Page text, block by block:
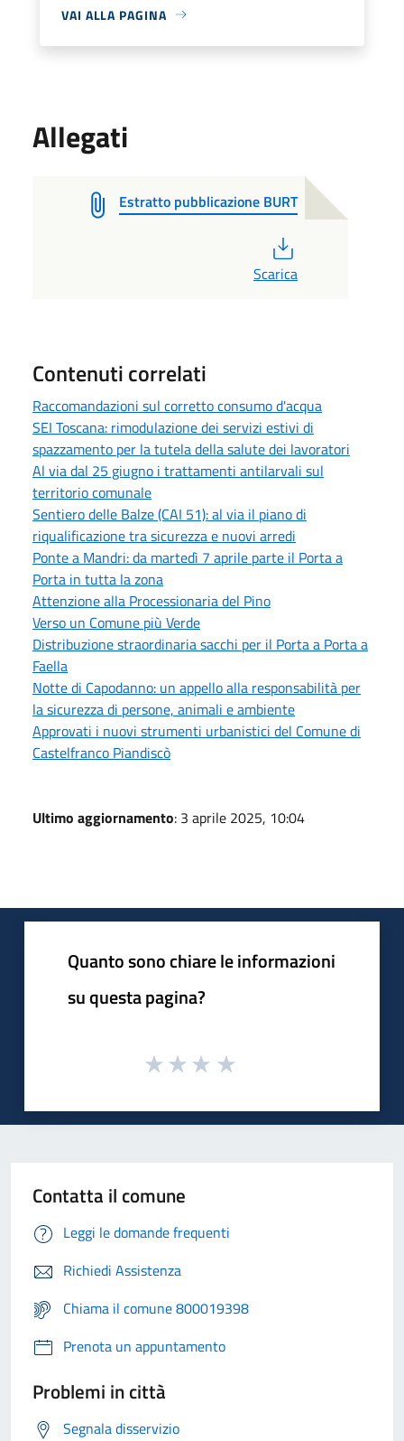
VAI ALLA PAGINA
Allegati
Estratto pubblicazione BURT
Scarica
Contenuti correlati
Raccomandazioni sul corretto consumo d'acqua
SEI Toscana: rimodulazione dei servizi estivi di
spazzamento per la tutela della salute dei lavoratori
Al via dal 25 giugno i trattamenti antilarvali sul
territorio comunale
Sentiero delle Balze (CAI 51): al via il piano di
riqualificazione tra sicurezza e nuovi arredi
Ponte a Mandri: da martedì 7 aprile parte il Porta a
Porta in tutta la zona
Attenzione alla Processionaria del Pino
Verso un Comune più Verde
Distribuzione straordinaria sacchi per il Porta a Porta a
Faella
Notte di Capodanno: un appello alla responsabilità per
la sicurezza di persone, animali e ambiente
Approvati i nuovi strumenti urbanistici del Comune di
Castelfranco Piandiscò
Ultimo aggiornamento: 3 aprile 2025, 10:04
Quanto sono chiare le informazioni
su questa pagina?
Contatta il comune
Leggi le domande frequenti
Richiedi Assistenza
Chiama il comune 800019398
Prenota un appuntamento
Problemi in città
Segnala disservizio